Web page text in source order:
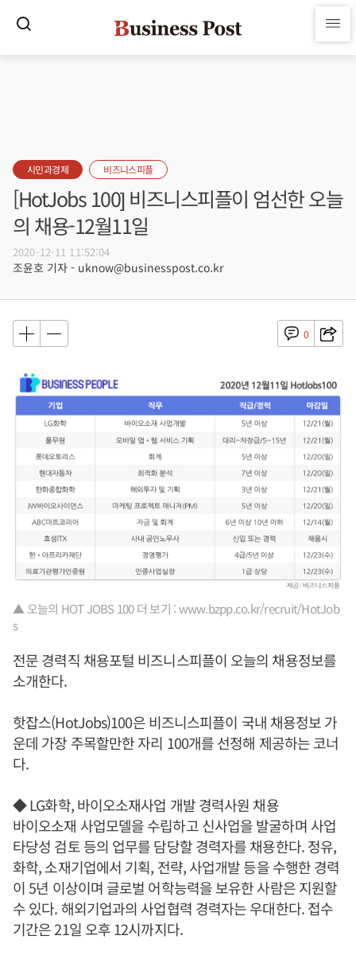
시민과경제 비즈니스피플
[HotJobs 100] 비즈니스피플이 엄선한 오늘
의 채용-12월11일
2020-12-11 11:52:04
조윤호 기자 - uknow@businesspost.co.kr
0
▲ 오늘의 HOT JOBS 100 더 보기 : www.bzpp.co.kr/recruit/HotJob
s
전문 경력직 채용포털 비즈니스피플이 오늘의 채용정보를
소개한다.
핫잡스(HotJobs)100은 비즈니스피플이 국내 채용정보 가
운데 가장 주목할만한 자리 100개를 선정해 제공하는 코너
다.
◆ LG화학, 바이오소재사업 개발 경력사원 채용
바이오소재 사업모델을 수립하고 신사업을 발굴하며 사업
타당성 검토 등의 업무를 담당할 경력자를 채용한다. 정유,
화학, 소재기업에서 기획, 전략, 사업개발 등을 수행한 경력
이 5년 이상이며 글로벌 어학능력을 보유한 사람은 지원할
수 있다. 해외기업과의 사업협력 경력자는 우대한다. 접수
기간은 21일 오후 12시까지다.